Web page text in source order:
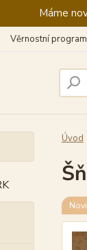
Máme
Věrnostní program
Úvod